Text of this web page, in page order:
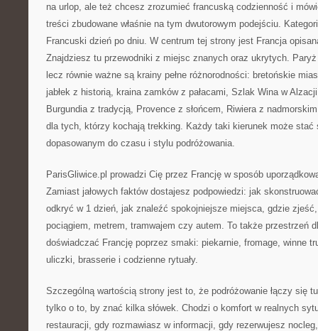
na urlop, ale też chcesz zrozumieć francuską codzienność i
treści zbudowane właśnie na tym dwutorowym podejściu.
Francuski dzień po dniu. W centrum tej strony jest Francja
Znajdziesz tu przewodniki z miejsc znanych oraz ukrytych.
lecz równie ważne są krainy pełne różnorodności: bretońskie
jabłek z historią, kraina zamków z pałacami, Szlak Wina w
Burgundia z tradycją, Provence z słońcem, Riwiera z
dla tych, którzy kochają trekking. Każdy taki kierunek może stać
dopasowanym do czasu i stylu podróżowania.
ParisGliwice.pl prowadzi Cię przez Francję w sposób
Zamiast jałowych faktów dostajesz podpowiedzi: jak
odkryć w 1 dzień, jak znaleźć spokojniejsze miejsca, gdzie
pociągiem, metrem, tramwajem czy autem. To także przestrzeń
doświadczać Francję poprzez smaki: piekarnie, fromage, winne
uliczki, brasserie i codzienne rytuały.
Szczególną wartością strony jest to, że podróżowanie łączy się
tylko o to, by znać kilka słówek. Chodzi o komfort w realnych
restauracji, gdy rozmawiasz w informacji, gdy rezerwujesz